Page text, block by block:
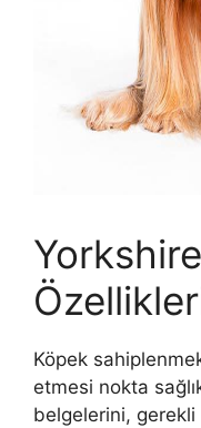
Köpek
etmesi nokta
belgelerini, gerekli